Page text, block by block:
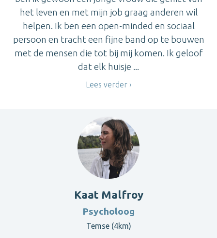
het leven en met mijn job graag anderen wil
helpen. Ik ben een open-minded en sociaal
persoon en tracht een fijne band op te bouwen
met de mensen die tot bij mij komen. Ik geloof
dat elk huisje ...
Lees verder
Kaat Malfroy
Psycholoog
Temse (4km)